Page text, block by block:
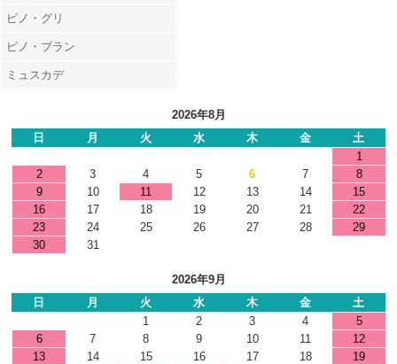
ピノ・グリ
ピノ・ブラン
ミュスカデ
2026年8月
日
月 火 水 木 金
土
1
2
3 4 5 6 7
8
9
10 11 12 13 14
15
16
17 18 19 20 21
22
23
24 25 26 27 28
29
30
31
2026年9月
日
月 火 水 木 金
土
1
2 3 4
5
6
7 8 9 10 11
12
13
14 15 16 17 18
19